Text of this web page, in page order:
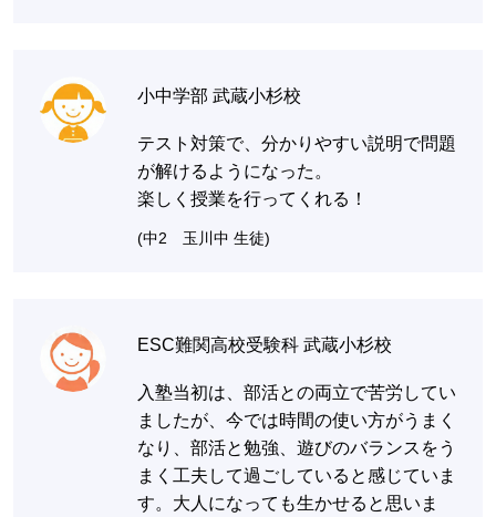
小中学部 武蔵小杉校
テスト対策で、分かりやすい説明で問題
が解けるようになった。
楽しく授業を行ってくれる！
(中2 玉川中 生徒)
ESC難関高校受験科 武蔵小杉校
入塾当初は、部活との両立で苦労してい
ましたが、今では時間の使い方がうまく
なり、部活と勉強、遊びのバランスをう
まく工夫して過ごしていると感じていま
す。大人になっても生かせると思いま